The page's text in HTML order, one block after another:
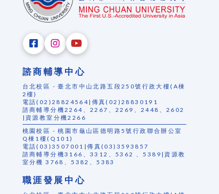
諮商輔導中心
台北校區 - 臺北市中山北路五段250號行政大樓(A棟
2樓)
電話(02)28824564|傳真(02)28830191
諮商輔導分機2264、2267、2269、2448、2602
|資源教室分機2266
桃園校區 - 桃園市龜山區德明路5號行政聯合辦公室
Q棟1樓(Q101)
電話(03)3507001|傳真(03)3593857
諮商輔導分機3166、3312、5362 、5389|資源教
室分機 3768、5382、5383
職涯發展中心